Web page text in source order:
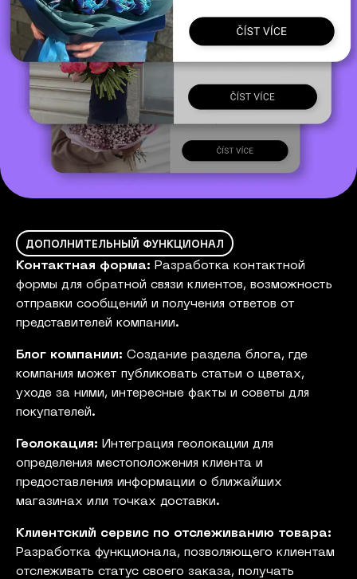
ДОПОЛНИТЕЛЬНЫЙ ФУНКЦИОНАЛ
Контактная форма: Разработка контактной
формы для обратной связи клиентов, возможность
отправки сообщений и получения ответов от
представителей компании.
Блог компании: Создание раздела блога, где
компания может публиковать статьи о цветах,
уходе за ними, интересные факты и советы для
покупателей.
Геолокация: Интеграция геолокации для
определения местоположения клиента и
предоставления информации о ближайших
магазинах или точках доставки.
Клиентский сервис по отслеживанию товара:
Разработка функционала, позволяющего клиентам
отслеживать статус своего заказа, получать